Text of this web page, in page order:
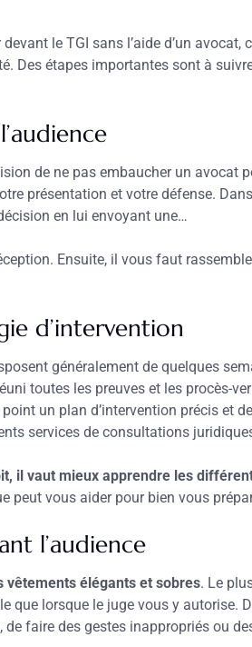
le TGI sans l’aide d’un avocat,
Des étapes importantes sont à
de ne pas embaucher un avocat
présentation et votre défense.
en lui envoyant une…
Ensuite, il vous faut
d’intervention
généralement de quelques
toutes les preuves et les procès-
un plan d’intervention précis et
services de consultations
il vaut mieux apprendre les
peut vous aider pour bien vous
l’audience
vêtements élégants et sobres. Le
que lorsque le juge vous y autorise.
de faire des gestes inappropriés ou